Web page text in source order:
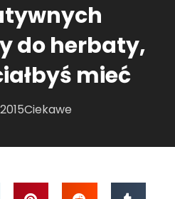
do herbaty,
mieć
Ciekawe